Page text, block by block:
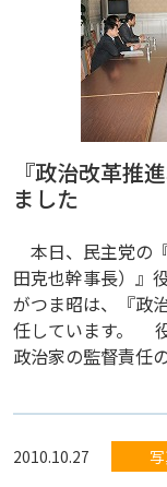
『政治改革推
ました
本日、民主党の
田克也幹事長）
がつま昭は、『政
任しています。 役
政治家の監督責任
2010.10.27